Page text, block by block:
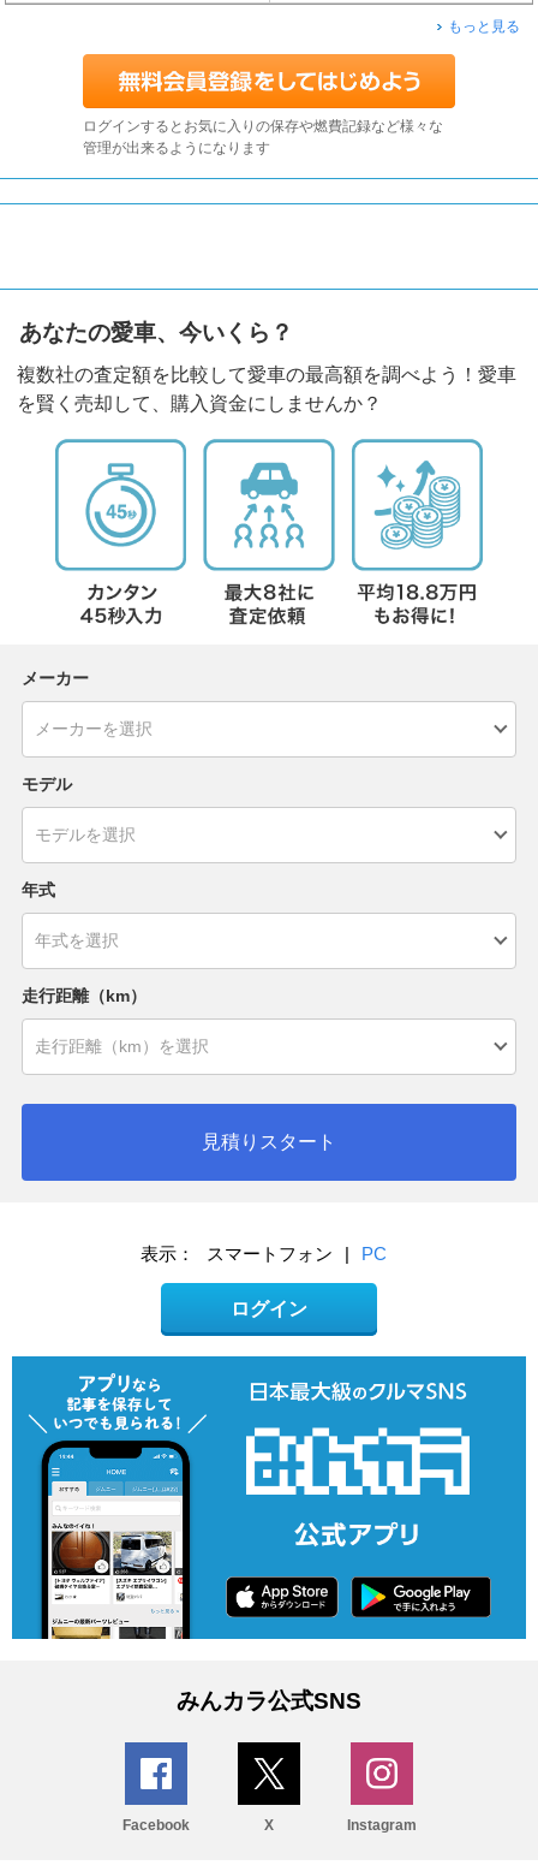
もっと見る
ログインするとお気に入りの保存や燃費記録など様々な
管理が出来るようになります
あなたの愛車、今いくら？
複数社の査定額を比較して愛車の最高額を調べよう！愛車
を賢く売却して、購入資金にしませんか？
メーカー
モデル
年式
走行距離（km）
見積りスタート
表示： スマートフォン | PC
ログイン
みんカラ公式SNS
Facebook X Instagram